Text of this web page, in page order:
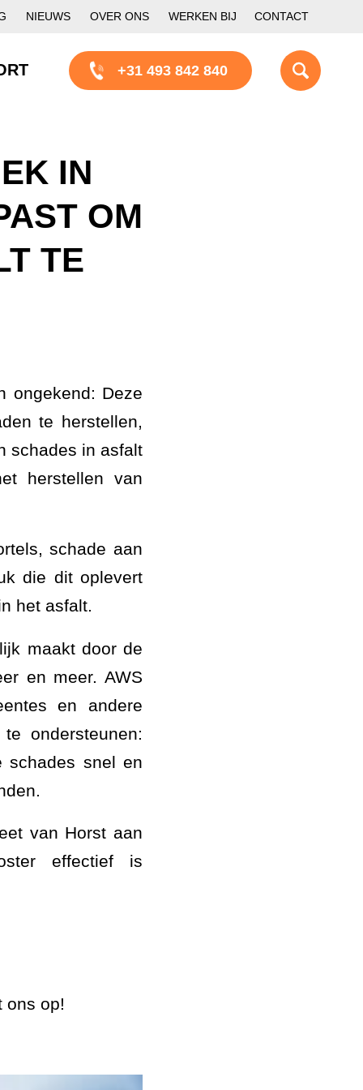
NIEUWS OVER ONS WERKEN BIJ CONTACT
+31 493 842 840
IN
OM
TE
ongekend: Deze
te herstellen,
schades in asfalt
herstellen van
schade aan
die dit oplevert
het asfalt.
maakt door de
en meer. AWS
en andere
ondersteunen:
schades snel en
van Horst aan
effectief is
ons op!